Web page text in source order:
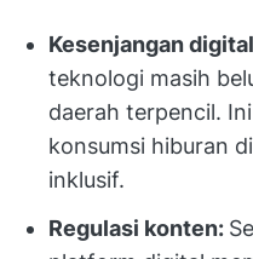
Kesenjangan
teknologi masih
daerah terpencil.
konsumsi hiburan
inklusif.
Regulasi konten: